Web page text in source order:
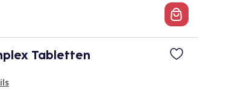
Tabletten